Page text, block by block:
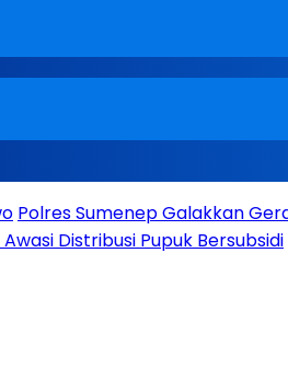
Polres Sumenep Galakkan
Distribusi Pupuk Bersubsidi